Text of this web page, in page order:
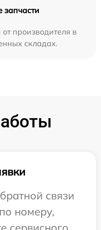
запчасти
производителя в
складах.
связи
номеру,